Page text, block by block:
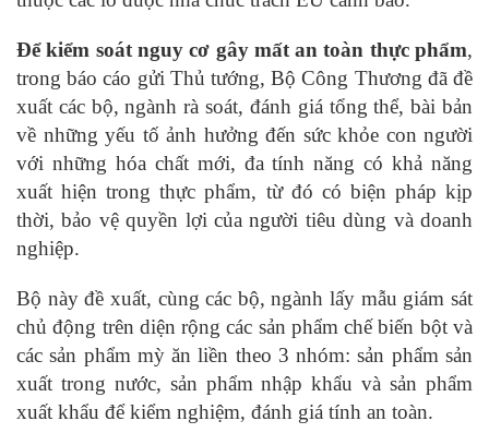
Để kiểm soát nguy cơ gây mất an toàn thực phẩm,
trong báo cáo gửi Thủ tướng, Bộ Công Thương đã đề
xuất các bộ, ngành rà soát, đánh giá tổng thể, bài bản
về những yếu tố ảnh hưởng đến sức khỏe con người
với những hóa chất mới, đa tính năng có khả năng
xuất hiện trong thực phẩm, từ đó có biện pháp kịp
thời, bảo vệ quyền lợi của người tiêu dùng và doanh
nghiệp.
Bộ này đề xuất, cùng các bộ, ngành lấy mẫu giám sát
chủ động trên diện rộng các sản phẩm chế biến bột và
các sản phẩm mỳ ăn liền theo 3 nhóm: sản phẩm sản
xuất trong nước, sản phẩm nhập khẩu và sản phẩm
xuất khẩu để kiểm nghiệm, đánh giá tính an toàn.